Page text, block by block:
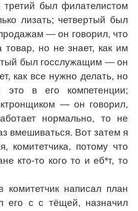
третий был филателистом
лизать; четвертый был
— он говорил, что
товар, но не знает, как им
был госслужащим — он
как все нужно делать, но
это в его компетенции;
— он говорил,
нормально, то не
вмешиваться. Вот затем я
комитетчика, потому что
кто-то кого то и еб*т, то
комитетчик написал план
его с с тёщей, назначил